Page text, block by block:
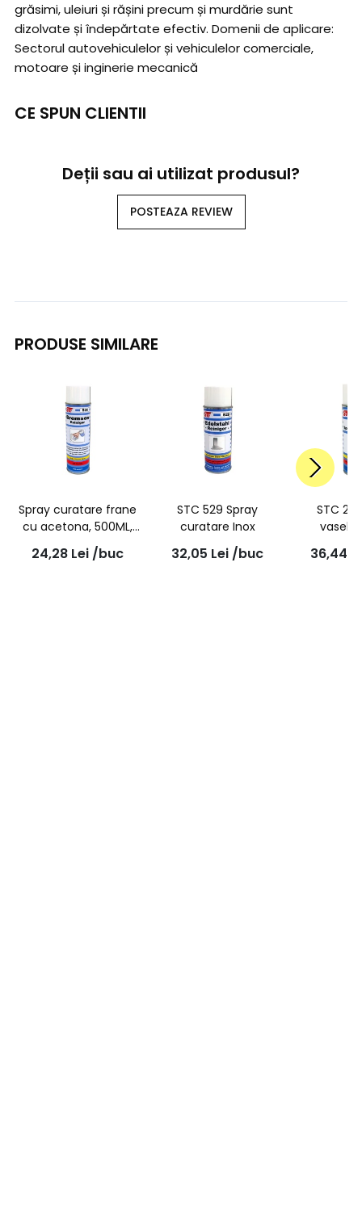
grăsimi, uleiuri și rășini precum și murdărie sunt
dizolvate și îndepărtate efectiv. Domenii de aplicare:
Sectorul autovehiculelor și vehiculelor comerciale,
motoare și inginerie mecanică
CE SPUN CLIENTII
Deții sau ai utilizat produsul?
POSTEAZA REVIEW
PRODUSE SIMILARE
Spray curatare frane
cu acetona, 500ML,
530 | STC
24,28 Lei /buc
STC 529 Spray
curatare Inox
32,05 Lei /buc
STC
36,44